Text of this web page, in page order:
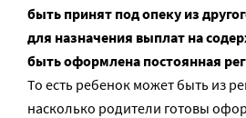
быть принят под опеку из
для назначения выплат на
быть оформлена постоянная
То есть ребенок может быть из
насколько родители готовы